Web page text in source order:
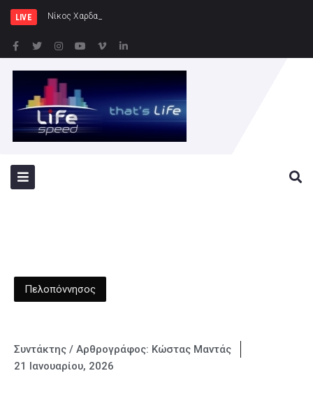
LIVE Νίκος Χαρδαλιάς: Ξεκινάμε στην Ηλ
Πελοπόννησος
Συντάκτης / Αρθρογράφος: Κώστας Μαντάς
21 Ιανουαρίου, 2026